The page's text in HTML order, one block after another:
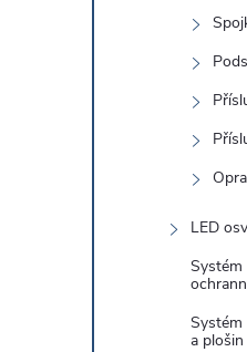
LED
Systém
a plošin